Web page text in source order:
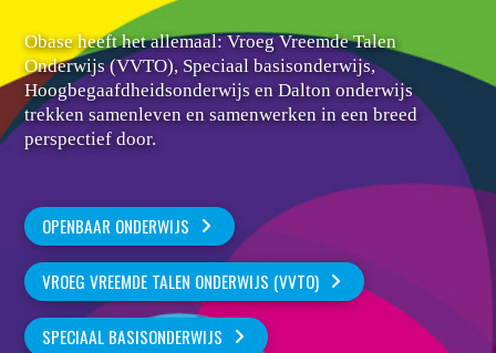
Obase heeft het allemaal: Vroeg Vreemde Talen
Onderwijs (VVTO), Speciaal basisonderwijs,
Hoogbegaafdheidsonderwijs en Dalton onderwijs
trekken samenleven en samenwerken in een breed
perspectief door.
OPENBAAR ONDERWIJS
VROEG VREEMDE TALEN ONDERWIJS (VVTO)
SPECIAAL BASISONDERWIJS